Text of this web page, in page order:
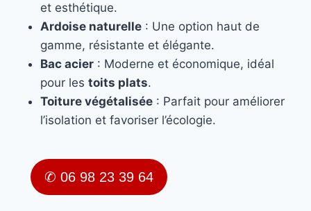
et esthétique.
Ardoise naturelle : Une option haut de
gamme, résistante et élégante.
Bac acier : Moderne et économique, idéal
pour les toits plats.
Toiture végétalisée : Parfait pour améliorer
l’isolation et favoriser l’écologie.
✆ 06 98 23 39 64